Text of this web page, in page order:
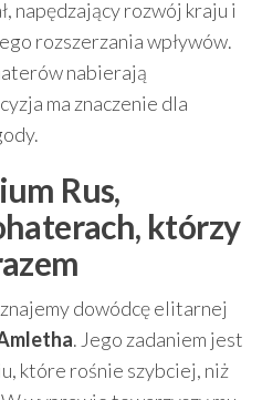
napędzający rozwój kraju i
rozszerzania wpływów.
nabierają
ma znaczenie dla
Rus,
którzy
dowódcę elitarnej
. Jego zadaniem jest
które rośnie szybciej, niż